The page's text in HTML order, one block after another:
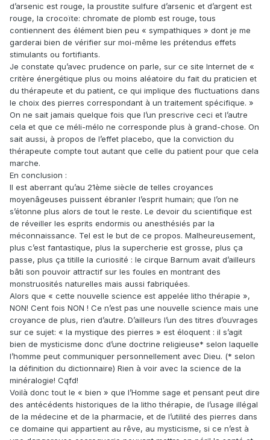
d’arsenic est rouge, la proustite sulfure d’arsenic et d’argent est
rouge, la crocoïte: chromate de plomb est rouge, tous
contiennent des élément bien peu « sympathiques » dont je me
garderai bien de vérifier sur moi-même les prétendus effets
stimulants ou fortifiants.
Je constate qu’avec prudence on parle, sur ce site Internet de «
critère énergétique plus ou moins aléatoire du fait du praticien et
du thérapeute et du patient, ce qui implique des fluctuations dans
le choix des pierres correspondant à un traitement spécifique. »
On ne sait jamais quelque fois que l’un prescrive ceci et l’autre
cela et que ce méli-mélo ne corresponde plus à grand-chose. On
sait aussi, à propos de l’effet placebo, que la conviction du
thérapeute compte tout autant que celle du patient pour que cela
marche.
En conclusion :
Il est aberrant qu’au 21ème siècle de telles croyances
moyenâgeuses puissent ébranler l’esprit humain; que l’on ne
s’étonne plus alors de tout le reste. Le devoir du scientifique est
de réveiller les esprits endormis ou anesthésiés par la
méconnaissance. Tel est le but de ce propos. Malheureusement,
plus c’est fantastique, plus la supercherie est grosse, plus ça
passe, plus ça titille la curiosité : le cirque Barnum avait d’ailleurs
bâti son pouvoir attractif sur les foules en montrant des
monstruosités naturelles mais aussi fabriquées.
Alors que « cette nouvelle science est appelée litho thérapie »,
NON! Cent fois NON ! Ce n’est pas une nouvelle science mais une
croyance de plus, rien d’autre. D’ailleurs l’un des titres d’ouvrages
sur ce sujet: « la mystique des pierres » est éloquent : il s’agit
bien de mysticisme donc d’une doctrine religieuse* selon laquelle
l’homme peut communiquer personnellement avec Dieu. (* selon
la définition du dictionnaire) Rien à voir avec la science de la
minéralogie! Cqfd!
Voilà donc tout le « bien » que l’Homme sage et pensant peut dire
des antécédents historiques de la litho thérapie, de l’usage illégal
de la médecine et de la pharmacie, et de l’utilité des pierres dans
ce domaine qui appartient au rêve, au mysticisme, si ce n’est à